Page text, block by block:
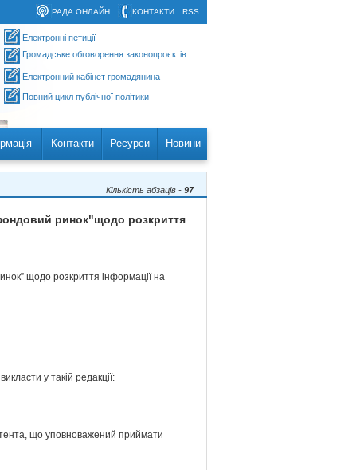
RSS
КОНТАКТИ
РАДА ОНЛАЙН
Електронні петиції
Громадське обговорення законопроєктів
Електронний кабінет громадянина
Повний цикл публічної політики
Контакти Ресурси Новини
Кількість абзаців - 97
ринок"щодо розкриття
щодо розкриття інформації на
у такій редакції:
що уповноважений приймати